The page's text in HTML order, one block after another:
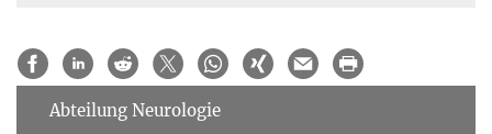
Abteilung Neurologie